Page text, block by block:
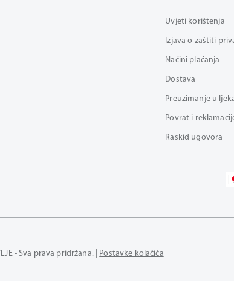
Uvjeti korištenja
Izjava o zaštiti
Načini plaćanja
Dostava
Preuzimanje u
Povrat i
Raskid ugovora
- Sva prava pridržana. | Postavke kolačića